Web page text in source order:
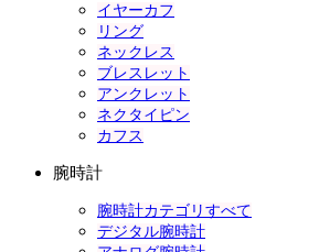
イヤーカフ
リング
ネックレス
ブレスレット
アンクレット
ネクタイピン
カフス
腕時計
腕時計カテゴリすべて
デジタル腕時計